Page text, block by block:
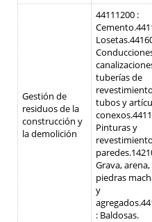
Gestión de
residuos de la
construcción y
la demolición
44111200 :
Cemento.
Losetas.
tuberías de
tubos y
conexos.
Pinturas y
paredes.
Grava, arena,
piedras
y
agregados.
: Baldosas.